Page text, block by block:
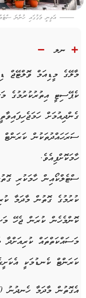
އަމީނީ މަގުގައި ހުންނަ
ނލ
މާލޭގެ މީޑިއަމް ވޮލްޓޭޖް
ކެޕޭސިޓީ އިތުރުކުރުމުގެ
ގެންދިއުމަށް
ސަރަހައްދުތަކުން
ހާމަކޮށްފިއެވެ.
ސްޓެލްކޯއިން ހާމަކުރި
ކުރުމުގެ ގޮތުން މާދަމާ
ކޮންމެހެން ކުރަން ޖެހޭ
މަސައްކަތްތައް ކުރިއަށްދާ
ކަރަންޓް ކެނޑުމަކީ